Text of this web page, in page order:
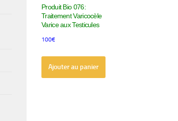
Produit Bio 076:
Traitement Varicocèle
Varice aux Testicules
100€
Ajouter au panier